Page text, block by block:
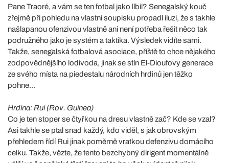
Pane Traoré, a vám se ten fotbal jako líbil? Senegalský kouč
zřejmě při pohledu na vlastní soupisku propadl iluzi, že s takhle
našlapanou ofenzivou vlastně ani není potřeba řešit něco tak
podružného jako je systém a taktika. Výsledek vidíte sami.
Takže, senegalská fotbalová asociace, příště to chce nějakého
zodpovědnějšího lodivoda, jinak se stín El-Dioufovy generace
ze svého místa na piedestalu národních hrdinů jen těžko
pohne...
Hrdina: Rui (Rov. Guinea)
Co je ten stoper se čtyřkou na dresu vlastně zač? Kde se vzal?
Asi takhle se ptal snad každý, kdo viděl, s jak obrovským
přehledem řídí Rui jinak poměrně vratkou defenzivu domácího
celku. Takže, vězte, že tento bezchybný dirigent momentálně